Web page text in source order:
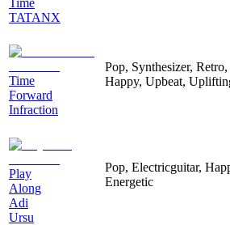
TATANX
Time
Forward
Infraction
Pop, Synthesizer, Retro,
Happy, Upbeat,
Play
Along
Adi
Ursu
Pop, Electricguitar,
Energetic